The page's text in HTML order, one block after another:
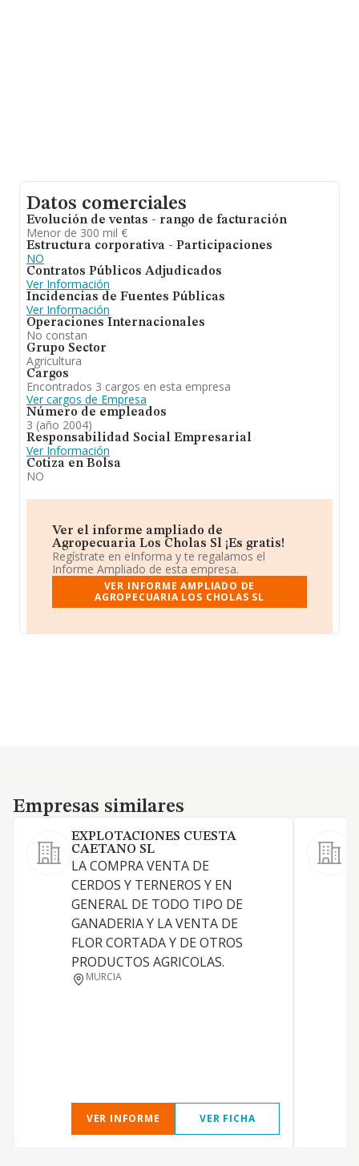
Datos comerciales
Evolución de ventas - rango de facturación
Menor de 300 mil €
Estructura corporativa - Participaciones
NO
Contratos Públicos Adjudicados
Ver Información
Incidencias de Fuentes Públicas
Ver Información
Operaciones Internacionales
No constan
Grupo Sector
Agricultura
Cargos
Encontrados 3 cargos en esta empresa
Ver cargos de Empresa
Número de empleados
3 (año 2004)
Responsabilidad Social Empresarial
Ver Información
Cotiza en Bolsa
NO
Ver el informe ampliado de
Agropecuaria Los Cholas Sl ¡Es gratis!
Regístrate en eInforma y te regalamos el
Informe Ampliado de esta empresa.
VER INFORME AMPLIADO DE
AGROPECUARIA LOS CHOLAS SL
Empresas similares
Empresas similares
EXPLOTACIONES CUESTA
CAETANO SL
LA COMPRA VENTA DE
CERDOS Y TERNEROS Y EN
GENERAL DE TODO TIPO DE
GANADERIA Y LA VENTA DE
FLOR CORTADA Y DE OTROS
PRODUCTOS AGRICOLAS.
MURCIA
VER INFORME VER FICHA